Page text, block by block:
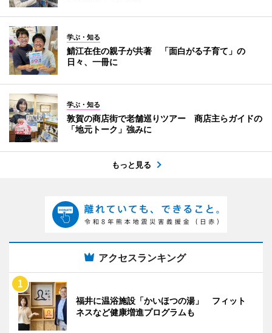
学ぶ・知る
鯖江在住の親子が共著 「面白がる子育て」の
日々、一冊に
学ぶ・知る
敦賀の商店街で老舗巡りツアー 商店主らガイドの
「地元トーク」強みに
もっと見る
アクセスランキング
福井に温浴施設「かいほつの湯」 フィット
ネスなど健康増進プログラムも